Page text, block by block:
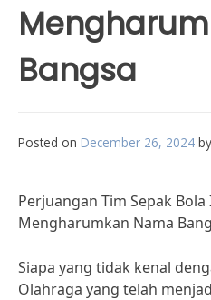
Bangsa
Posted on December 26, 2024 by
Perjuangan Tim Sepak
Mengharumkan Nama
Siapa yang tidak kenal
Olahraga yang telah